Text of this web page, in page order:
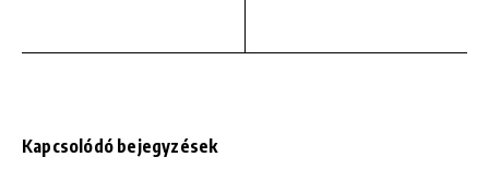
Kapcsolódó bejegyzések